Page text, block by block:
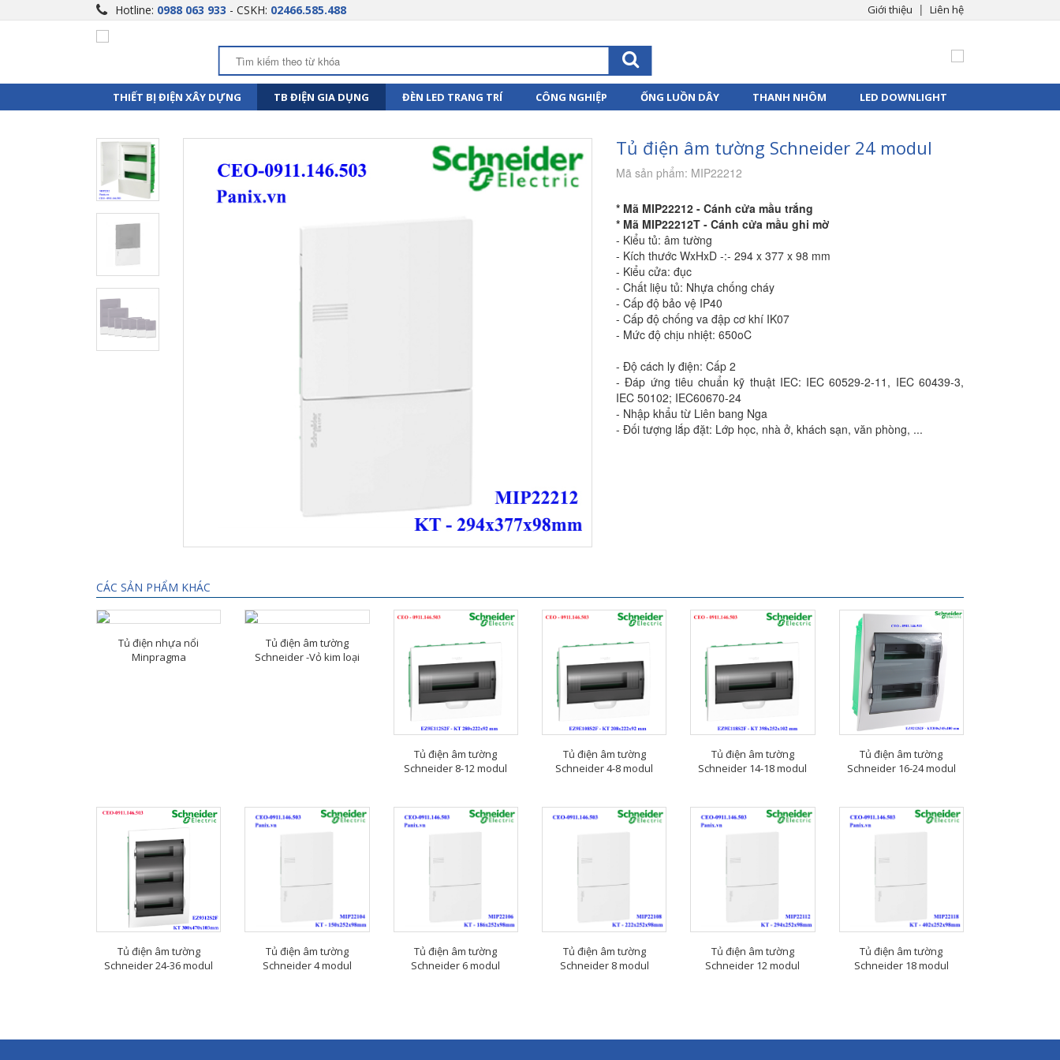
Hotline: 0988 063 933 - CSKH: 02466.585.488 Giới thiệu | Liên hệ
THIẾT BỊ ĐIỆN XÂY DỰNG TB ĐIỆN GIA DỤNG ĐÈN LED TRANG TRÍ CÔNG NGHIỆP ỐNG LUỒN DÂY THANH NHÔM LED DOWNLIGHT
Tủ điện âm tường Schneider 24 modul
Mã sản phẩm: MIP22212
* Mã MIP22212 - Cánh cửa mầu trắng
* Mã MIP22212T - Cánh cửa mầu ghi mờ
- Kiểu tủ: âm tường
- Kích thước WxHxD -:- 294 x 377 x 98 mm
- Kiểu cửa: đục
- Chất liệu tủ: Nhựa chống cháy
- Cấp độ bảo vệ IP40
- Cấp độ chống va đập cơ khí IK07
- Mức độ chịu nhiệt: 650oC
- Độ cách ly điện: Cấp 2
- Đáp ứng tiêu chuẩn kỹ thuật IEC: IEC 60529-2-11, IEC 60439-3,
IEC 50102; IEC60670-24
- Nhập khẩu từ Liên bang Nga
- Đối tượng lắp đặt: Lớp học, nhà ở, khách sạn, văn phòng, ...
CÁC SẢN PHẨM KHÁC
Tủ điện nhựa nổi
Minpragma
Tủ điện âm tường
Schneider -Vỏ kim loại
Tủ điện âm tường
Schneider 8-12 modul
Tủ điện âm tường
Schneider 4-8 modul
Tủ điện âm tường
Schneider 14-18 modul
Tủ điện âm tường
Schneider 16-24 modul
Tủ điện âm tường
Schneider 24-36 modul
Tủ điện âm tường
Schneider 4 modul
Tủ điện âm tường
Schneider 6 modul
Tủ điện âm tường
Schneider 8 modul
Tủ điện âm tường
Schneider 12 modul
Tủ điện âm tường
Schneider 18 modul